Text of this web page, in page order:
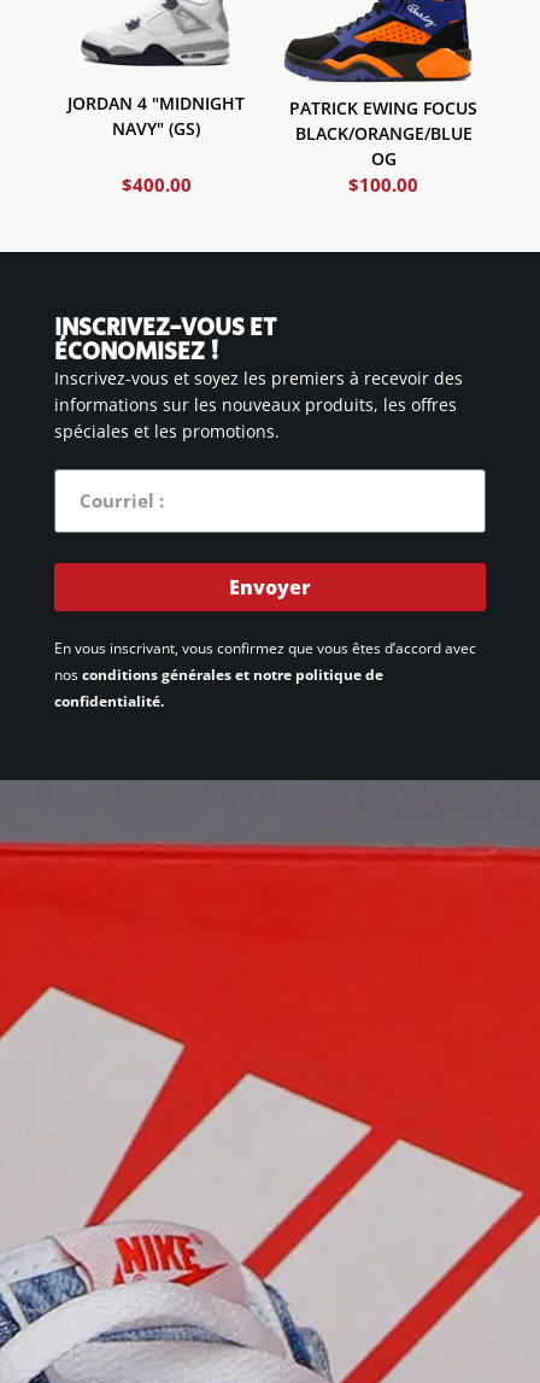
JORDAN 4 "MIDNIGHT
NAVY" (GS)
$400.00
PATRICK EWING FOCUS
BLACK/ORANGE/BLUE
OG
$100.00
INSCRIVEZ-VOUS ET
ÉCONOMISEZ !
Inscrivez-vous et soyez les premiers à recevoir des
informations sur les nouveaux produits, les offres
spéciales et les promotions.
Envoyer
En vous inscrivant, vous confirmez que vous êtes d’accord avec
nosconditions générales et notre politique de
confidentialité.